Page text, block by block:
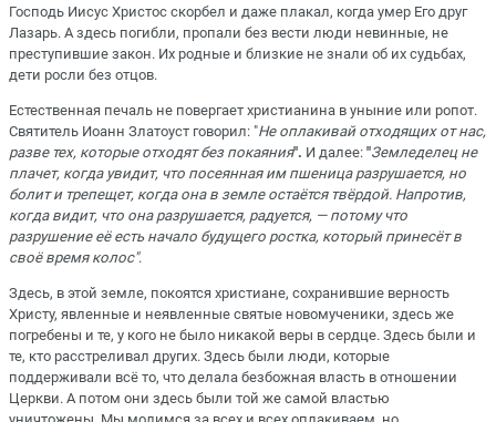
Господь Иисус Христос скорбел и даже плакал, когда умер Его друг
Лазарь. А здесь погибли, пропали без вести люди невинные, не
преступившие закон. Их родные и близкие не знали об их судьбах,
дети росли без отцов.
Естественная печаль не повергает христианина в уныние или ропот.
Святитель Иоанн Златоуст говорил: "Не оплакивай отходящих от нас,
разве тех, которые отходят без покаяния". И далее: "Земледелец не
плачет, когда увидит, что посеянная им пшеница разрушается, но
болит и трепещет, когда она в земле остаётся твёрдой. Напротив,
когда видит, что она разрушается, радуется, — потому что
разрушение её есть начало будущего ростка, который принесёт в
своё время колос".
Здесь, в этой земле, покоятся христиане, сохранившие верность
Христу, явленные и неявленные святые новомученики, здесь же
погребены и те, у кого не было никакой веры в сердце. Здесь были и
те, кто расстреливал других. Здесь были люди, которые
поддерживали всё то, что делала безбожная власть в отношении
Церкви. А потом они здесь были той же самой властью